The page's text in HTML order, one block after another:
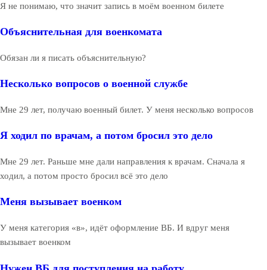
Я не понимаю, что значит запись в моём военном билете
Объяснительная для военкомата
Обязан ли я писать объяснительную?
Несколько вопросов о военной службе
Мне 29 лет, получаю военный билет. У меня несколько вопросов
Я ходил по врачам, а потом бросил это дело
Мне 29 лет. Раньше мне дали направления к врачам. Сначала я
ходил, а потом просто бросил всё это дело
Меня вызывает военком
У меня категория «в», идёт оформление ВБ. И вдруг меня
вызывает военком